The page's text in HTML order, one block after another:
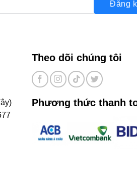
Đăng
Theo dõi chúng tôi
Phương thức thanh